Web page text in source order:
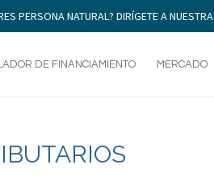
PERSONA NATURAL? DIRÍGETE A NUESTRA
DE FINANCIAMIENTO MERCADO